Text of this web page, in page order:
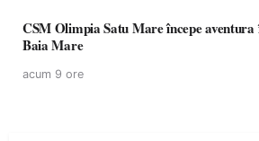
CSM Olimpia Satu Mare începe aventura în Cupa României la
Baia Mare
acum 9 ore